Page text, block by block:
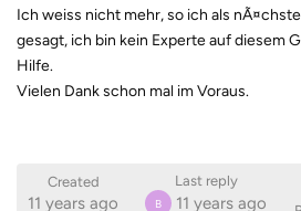
Ich weiss nicht mehr, so ich als
gesagt, ich bin kein Experte auf diesem
Hilfe.
Vielen Dank schon mal im Voraus.
Created
11 years ago
Last reply
B 11 years ago